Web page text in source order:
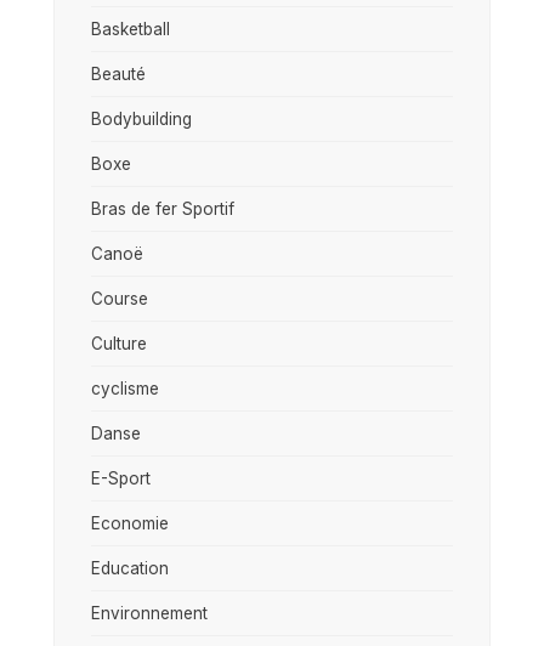
Basketball
Beauté
Bodybuilding
Boxe
Bras de fer Sportif
Canoë
Course
Culture
cyclisme
Danse
E-Sport
Economie
Education
Environnement